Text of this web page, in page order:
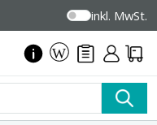
inkl. MwSt.